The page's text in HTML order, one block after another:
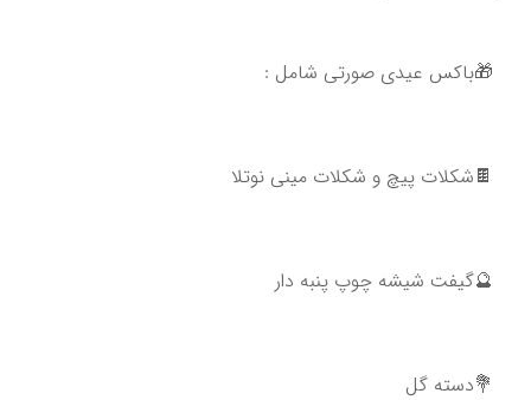
🎁باکس عیدی صورتی شامل :
🍫شکلات پیچ و شکلات مینی نوتلا
🔮گیفت شیشه چوپ پنبه دار
💐دسته گل